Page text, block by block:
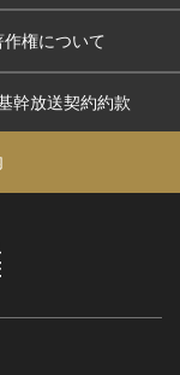
作権について
幹放送契約約款